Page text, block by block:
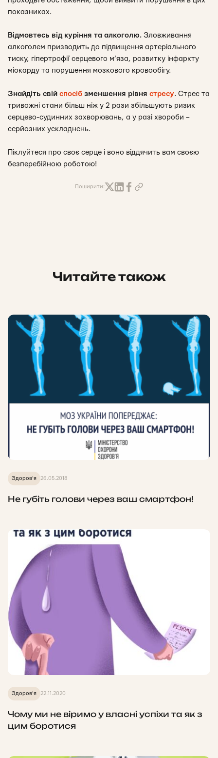
показниках.
Відмовтесь від куріння та алкоголю. Зловживання
алкоголем призводить до підвищення артеріального
тиску, гіпертрофії серцевого м’яза, розвитку інфаркту
міокарду та порушення мозкового кровообігу.
Знайдіть свій спосіб зменшення рівня стресу. Стрес та
тривожні стани більш ніж у 2 рази збільшують ризик
серцево-судинних захворювань, а у разі хвороби –
серйозних ускладнень.
Піклуйтеся про своє серце і воно віддячить вам своєю
безперебійною роботою!
Поширити:
Читайте також
Здоров'я 26.05.2018
Не губіть голови через ваш смартфон!
Здоров'я 22.11.2020
Чому ми не віримо у власні успіхи та як з
цим боротися